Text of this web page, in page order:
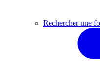
Rechercher une